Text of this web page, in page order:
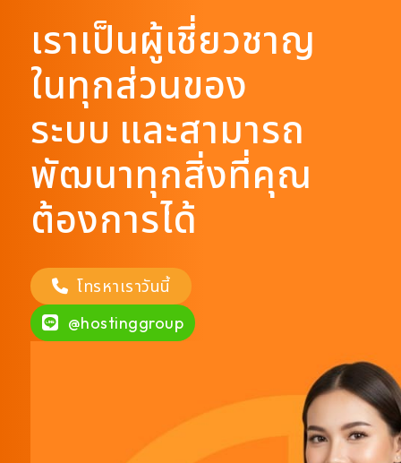
เราเป็นผู้เชี่ยวชาญ
ในทุกส่วนของ
ระบบ และสามารถ
พัฒนาทุกสิ่งที่คุณ
ต้องการได้
โทรหาเราวันนี้
@hostinggroup